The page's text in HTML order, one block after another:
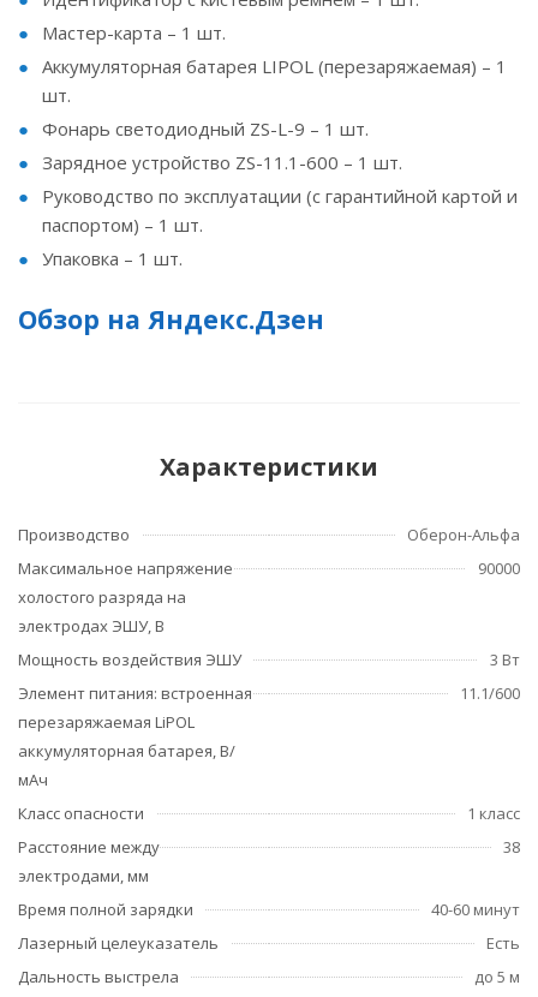
Мастер-карта – 1 шт.
Аккумуляторная батарея LIPOL (перезаряжаемая) – 1
шт.
Фонарь светодиодный ZS-L-9 – 1 шт.
Зарядное устройство ZS-11.1-600 – 1 шт.
Руководство по эксплуатации (с гарантийной картой и
паспортом) – 1 шт.
Упаковка – 1 шт.
Обзор на Яндекс.Дзен
Характеристики
Производство
Оберон-Альфа
Максимальное напряжение
холостого разряда на
электродах ЭШУ, В
90000
Мощность воздействия ЭШУ
3 Вт
Элемент питания: встроенная
перезаряжаемая LiPOL
аккумуляторная батарея, В/
мАч
11.1/600
Класс опасности
1 класс
Расстояние между
электродами, мм
38
Время полной зарядки
40-60 минут
Лазерный целеуказатель
Есть
Дальность выстрела
до 5 м